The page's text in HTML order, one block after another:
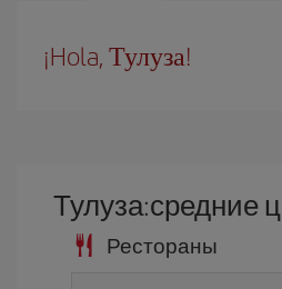
¡Hola, Тулуза!
Тулуза:средние
Рестораны